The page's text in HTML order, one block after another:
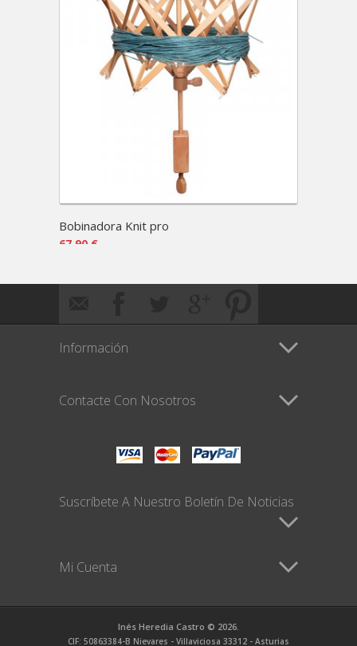
Bobinadora Knit pro
67,90 €
Información
Contacte Con Nosotros
Suscríbete A Nuestro Boletín De Noticias
Mi Cuenta
Inés Heredia Castro © 2026.
CIF: 50863384-B Nievares - Villaviciosa 33312 - Asturias